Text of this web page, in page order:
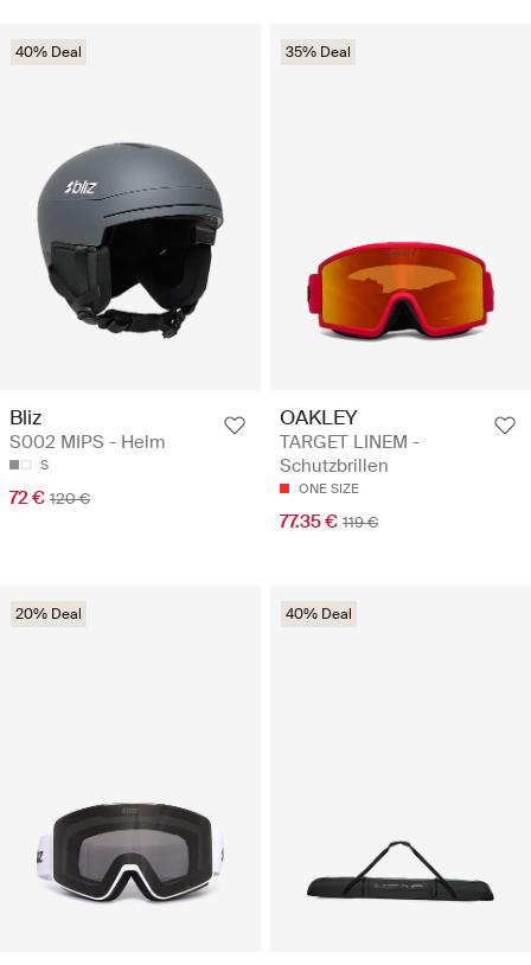
40% Deal
Bliz
S002 MIPS - Helm
S
72 € 120 €
35% Deal
OAKLEY
TARGET LINEM -
Schutzbrillen
ONE SIZE
77.35 € 119 €
20% Deal 40% Deal